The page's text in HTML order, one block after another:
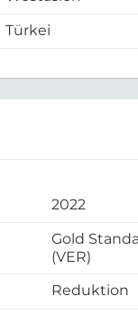
Türkei
2022
Gold
(VER)
Reduktion